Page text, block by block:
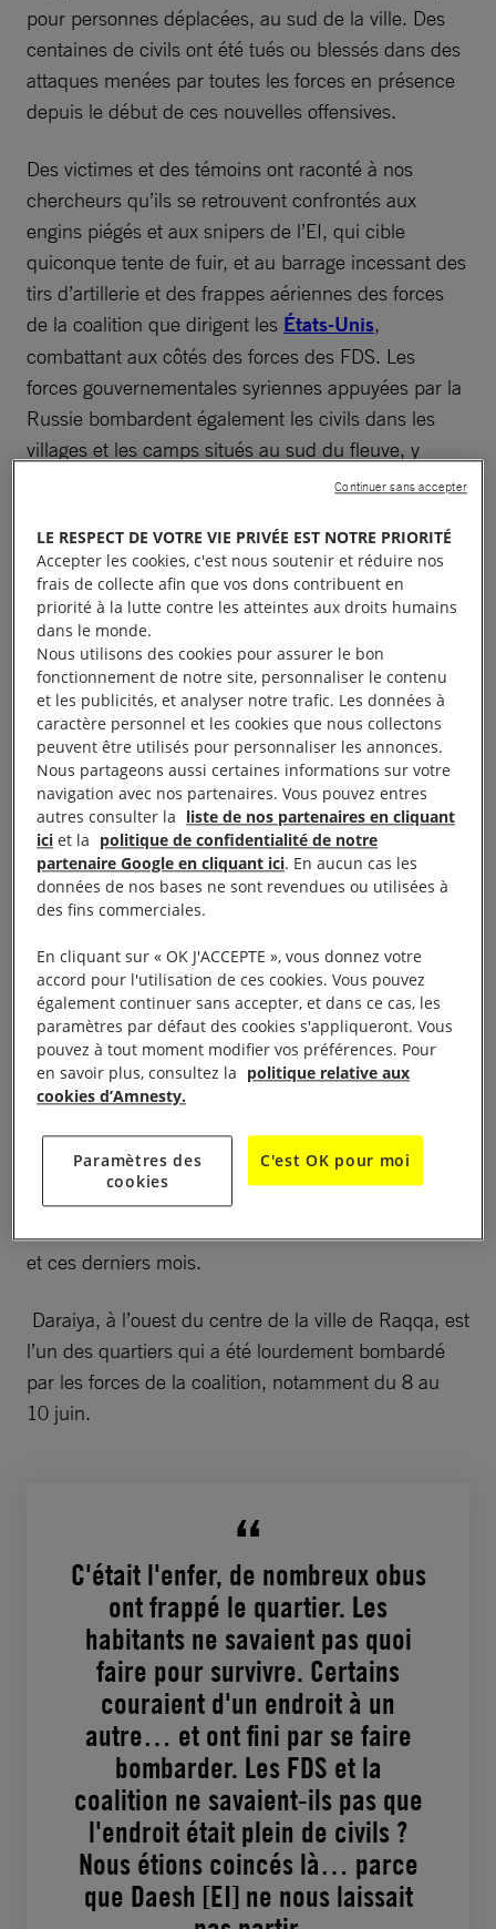
pour personnes déplacées, au sud de la ville. Des
centaines de civils ont été tués ou blessés dans des
attaques menées par toutes les forces en présence
depuis le début de ces nouvelles offensives.
Des victimes et des témoins ont raconté à nos
chercheurs qu’ils se retrouvent confrontés aux
engins piégés et aux snipers de l’EI, qui cible
quiconque tente de fuir, et au barrage incessant des
tirs d’artillerie et des frappes aériennes des forces
de la coalition que dirigent les États-Unis,
combattant aux côtés des forces des FDS. Les
forces gouvernementales syriennes appuyées par la
Russie bombardent également les civils dans les
villages et les camps situés au sud du fleuve, y
compris en utilisant des bombes à sous-munitions
On ignore combien de civils sont encore pris au
piège dans la ville de Raqqa. L’ONU estime qu’ils
sont entre 10 000 et 50 000. Beaucoup, sans doute
la plupart, seraient retenus comme boucliers
humains dans la vieille ville et d’autres quartiers
contrôlés par l’EI.
L’enfer des frappes
incessantes de la coalition
Les civils encore assiégés à Raqqa sont très exposés
aux intenses tirs d’artillerie et aux frappes aériennes
plus limitées que mènent les forces de la coalition
en se basant sur les coordonnées fournies par les
FDS combattant sur le terrain.
Parmi les civils qui ont pu quitter la ville, beaucoup
ont déclaré que ces attaques incessantes et souvent
imprécises se traduisent par une forte hausse du
et ces derniers mois.
Daraiya, à l’ouest du centre de la ville de Raqqa, est
l’un des quartiers qui a été lourdement bombardé
par les forces de la coalition, notamment du 8 au
10 juin.
C'était l'enfer, de nombreux obus
ont frappé le quartier. Les
habitants ne savaient pas quoi
faire pour survivre. Certains
couraient d'un endroit à un
autre… et ont fini par se faire
bombarder. Les FDS et la
coalition ne savaient-ils pas que
l'endroit était plein de civils ?
Nous étions coincés là… parce
que Daesh [EI] ne nous laissait
LE RESPECT DE VOTRE VIE PRIVÉE EST NOTRE PRIORITÉ
Accepter les cookies, c'est nous soutenir et réduire nos
frais de collecte afin que vos dons contribuent en
priorité à la lutte contre les atteintes aux droits humains
dans le monde.
Nous utilisons des cookies pour assurer le bon
fonctionnement de notre site, personnaliser le contenu
et les publicités, et analyser notre trafic. Les données à
caractère personnel et les cookies que nous collectons
peuvent être utilisés pour personnaliser les annonces.
Nous partageons aussi certaines informations sur votre
navigation avec nos partenaires. Vous pouvez entres
autres consulter la liste de nos partenaires en cliquant
ici et la politique de confidentialité de notre
partenaire Google en cliquant ici. En aucun cas les
données de nos bases ne sont revendues ou utilisées à
des fins commerciales.
En cliquant sur « OK J'ACCEPTE », vous donnez votre
accord pour l'utilisation de ces cookies. Vous pouvez
également continuer sans accepter, et dans ce cas, les
paramètres par défaut des cookies s'appliqueront. Vous
pouvez à tout moment modifier vos préférences. Pour
en savoir plus, consultez la politique relative aux
cookies d’Amnesty.
Paramètres des
cookies
C'est OK pour moi
Continuer sans accepter